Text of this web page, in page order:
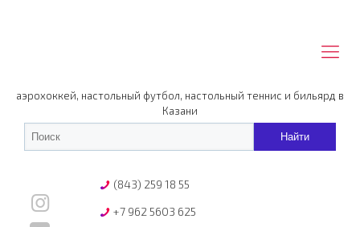
аэрохоккей, настольный футбол, настольный теннис и бильярд в
Казани
(843) 259 18 55
+7 962 5603 625